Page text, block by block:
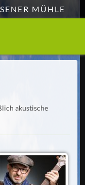
MÜHLE
akustische